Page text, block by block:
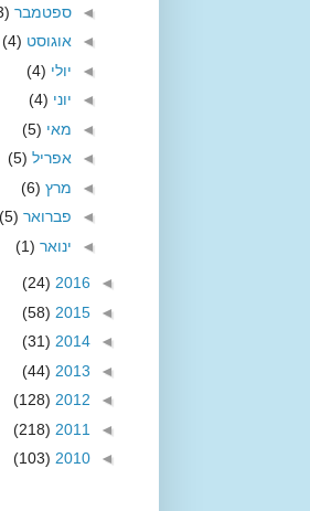
◄ ספטמבר
◄ אוגוסט (4)
◄ יולי (4)
◄ יוני (4)
◄ מאי (5)
◄ אפריל (5)
◄ מרץ (6)
◄ פברואר (5)
◄ ינואר (1)
◄
2016
(24)
◄
2015
(58)
◄
2014
(31)
◄
2013
(44)
◄
2012
(128)
◄
2011
(218)
◄
2010
(103)